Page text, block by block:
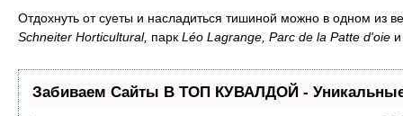
Отдохнуть от суеты и насладиться тишиной можно в одном из
Schneiter Horticultural, парк Léo Lagrange, Parc de la Patte d'oie
Забиваем Сайты В ТОП КУВАЛДОЙ - Уникальные